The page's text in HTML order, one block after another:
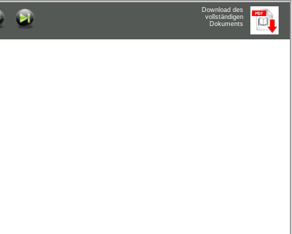
Download des
vollständigen
Dokuments